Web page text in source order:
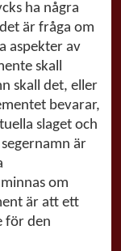
ha några
är fråga om
aspekter av
skall
skall det, eller
bevarar,
slaget och
är
om
är att ett
för den